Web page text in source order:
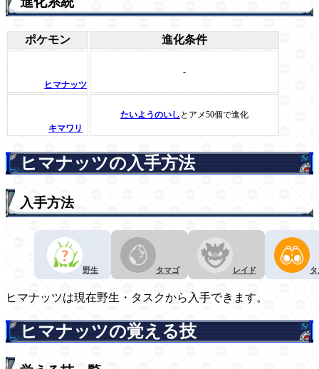
ポケモン 進化条件
ヒマナッツ
-
キマワリ
たいようのいし とアメ50個で進化
ヒマナッツの入手方法
入手方法
野生 タマゴ レイド
ヒマナッツは現在野生・タスクから入手できます。
ヒマナッツの覚える技